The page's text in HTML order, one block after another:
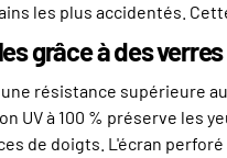
les plus accidentés.
grâce à des
résistance supérieure
UV à 100 % préserve
de doigts. L'écran